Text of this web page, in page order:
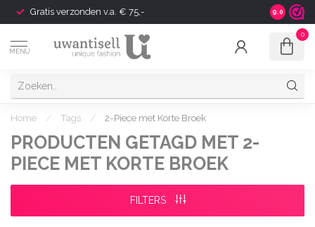
Gratis verzonden v.a. € 75,- Shipping
9.0
MENU
0
Home / Tags / 2-Piece met Korte Broek
PRODUCTEN GETAGD MET 2-
PIECE MET KORTE BROEK
FILTERS